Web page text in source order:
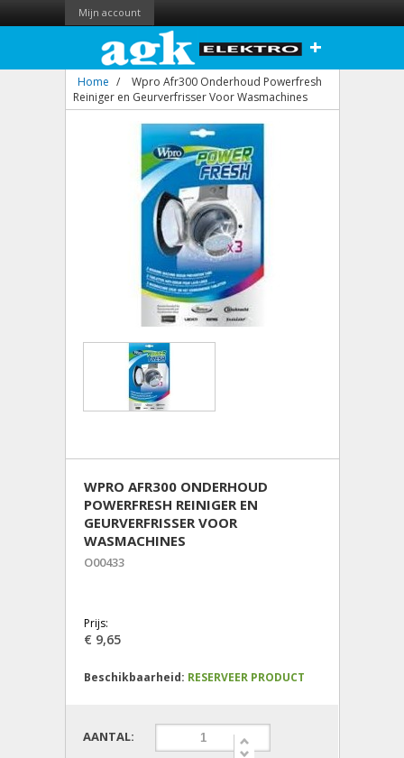
Mijn account
+
Home /
Wpro Afr300 Onderhoud Powerfresh
Reiniger en Geurverfrisser Voor Wasmachines
WPRO AFR300 ONDERHOUD
POWERFRESH REINIGER EN
GEURVERFRISSER VOOR
WASMACHINES
O00433
Prijs:
€ 9,65
Beschikbaarheid: RESERVEER PRODUCT
AANTAL: